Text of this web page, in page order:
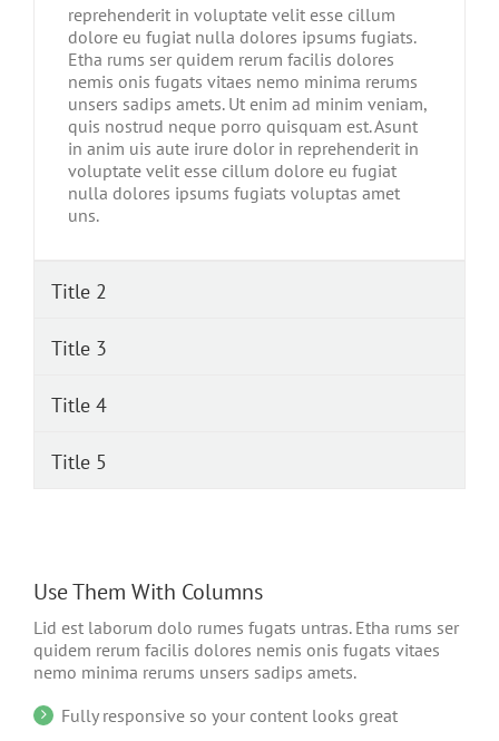
reprehenderit in voluptate velit esse cillum
dolore eu fugiat nulla dolores ipsums fugiats.
Etha rums ser quidem rerum facilis dolores
nemis onis fugats vitaes nemo minima rerums
unsers sadips amets. Ut enim ad minim veniam,
quis nostrud neque porro quisquam est. Asunt
in anim uis aute irure dolor in reprehenderit in
voluptate velit esse cillum dolore eu fugiat
nulla dolores ipsums fugiats voluptas amet
uns.
Title 2
Title 3
Title 4
Title 5
Use Them With Columns
Lid est laborum dolo rumes fugats untras. Etha rums ser
quidem rerum facilis dolores nemis onis fugats vitaes
nemo minima rerums unsers sadips amets.
Fully responsive so your content looks great